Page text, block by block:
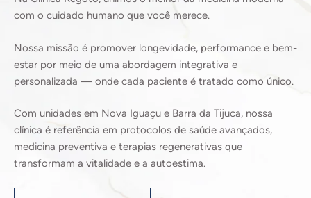
com o cuidado humano que você merece.
Nossa missão é promover longevidade, performance e bem-
estar por meio de uma abordagem integrativa e
personalizada — onde cada paciente é tratado como único.
Com unidades em Nova Iguaçu e Barra da Tijuca, nossa
clínica é referência em protocolos de saúde avançados,
medicina preventiva e terapias regenerativas que
transformam a vitalidade e a autoestima.